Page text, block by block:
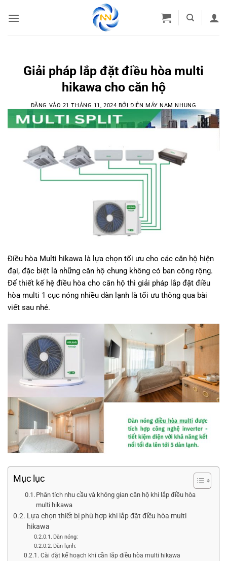
qua
Giải pháp lắp đặt điều hòa multi
hikawa cho căn hộ
ĐĂNG VÀO 21 THÁNG 11, 2024 BỞIĐIỆN MÁY NAM NHUNG
Điều hòa Multi hikawa là lựa chọn tối ưu cho các căn hộ hiện
đại, đặc biệt là những căn hộ chung không có ban công rộng.
Để thiết kế hệ điều hòa cho căn hộ thì giải pháp lắp đặt điều
hòa multi 1 cục nóng nhiều dàn lạnh là tối ưu thông qua bài
viết sau nhé.
Mục lục
Phân tích nhu cầu và không gian căn hộ khi lắp điều hòa
multi hikawa
Lựa chọn thiết bị phù hợp khi lắp đặt điều hòa multi
hikawa
Dàn nóng:
Dàn lạnh:
Cài đặt kế hoạch khi cần lắp điều hòa multi hikawa